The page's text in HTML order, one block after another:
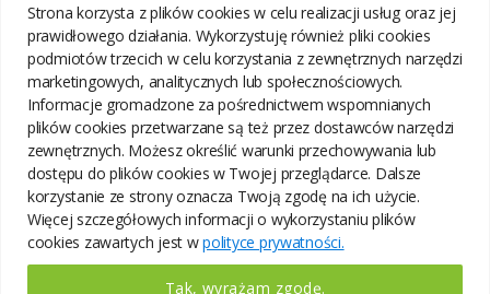
Strona korzysta z plików cookies w celu realizacji usług oraz jej
prawidłowego działania. Wykorzystuję również pliki cookies
podmiotów trzecich w celu korzystania z zewnętrznych narzędzi
marketingowych, analitycznych lub społecznościowych.
Informacje gromadzone za pośrednictwem wspomnianych
plików cookies przetwarzane są też przez dostawców narzędzi
zewnętrznych. Możesz określić warunki przechowywania lub
dostępu do plików cookies w Twojej przeglądarce. Dalsze
korzystanie ze strony oznacza Twoją zgodę na ich użycie.
Więcej szczegółowych informacji o wykorzystaniu plików
cookies zawartych jest wpolityce prywatności.
Tak, wyrażam zgodę.